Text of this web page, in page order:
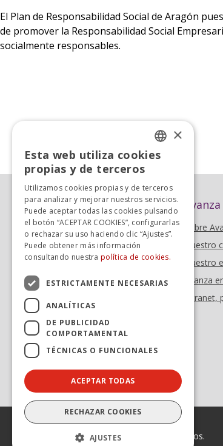
El Plan de Responsabilidad Social de Aragón
de promover la Responsabilidad Social
socialmente responsables.
Avanza
Sobre
Nuestro
Nuestro
Avanza
© 2026 Avanza. Todos los derechos reservados.
SPANISH
×
Esta web utiliza cookies
propias y de terceros
Utilizamos cookies propias y de terceros
para analizar y mejorar nuestros servicios.
Puede aceptar todas las cookies pulsando
el botón “ACEPTAR COOKIES”, configurarlas
o rechazar su uso haciendo clic “Ajustes”.
Puede obtener más información
consultando nuestra política de cookies.
ESTRICTAMENTE NECESARIAS
ANALÍTICAS
DE PUBLICIDAD
COMPORTAMENTAL
TÉCNICAS O FUNCIONALES
ACEPTAR TODAS
RECHAZAR COOKIES
AJUSTES